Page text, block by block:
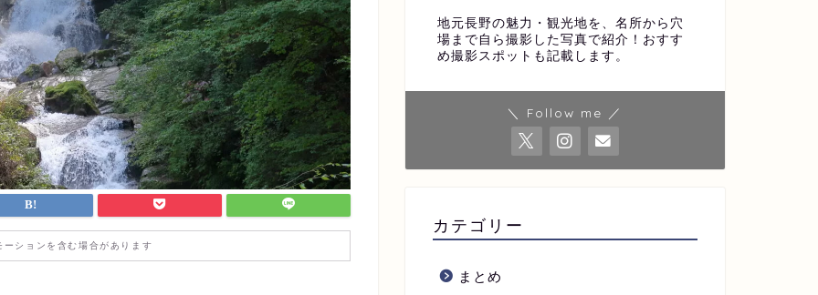
ーションを含む場合があります
地元長野の魅力・観光地を、名所から穴
場まで自ら撮影した写真で紹介！おすす
め撮影スポットも記載します。
＼ Follow me ／
カテゴリー
まとめ